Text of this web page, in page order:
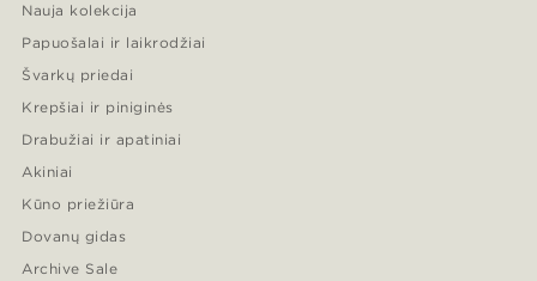
Nauja kolekcija
Papuošalai ir laikrodžiai
Švarkų priedai
Krepšiai ir piniginės
Drabužiai ir apatiniai
Akiniai
Kūno priežiūra
Dovanų gidas
Archive Sale